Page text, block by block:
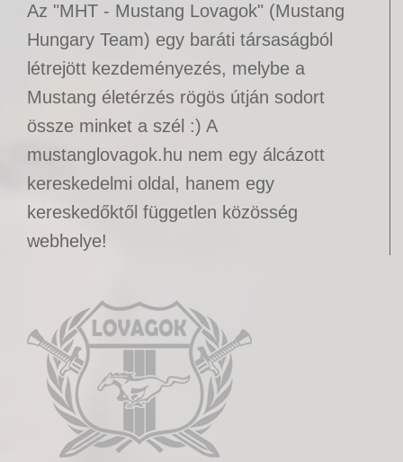
Az "MHT - Mustang Lovagok" (Mustang
Hungary Team) egy baráti társaságból
létrejött kezdeményezés, melybe a
Mustang életérzés rögös útján sodort
össze minket a szél :) A
mustanglovagok.hu nem egy álcázott
kereskedelmi oldal, hanem egy
kereskedőktől független közösség
webhelye!